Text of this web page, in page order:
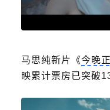
马思纯新片《今晚
映累计票房已突破